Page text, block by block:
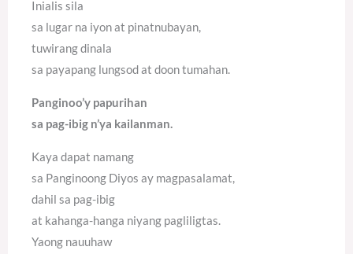
Inialis sila
sa lugar na iyon at pinatnubayan,
tuwirang dinala
sa payapang lungsod at doon tumahan.
Panginoo’y papurihan
sa pag-ibig n’ya kailanman.
Kaya dapat namang
sa Panginoong Diyos ay magpasalamat,
dahil sa pag-ibig
at kahanga-hanga niyang pagliligtas.
Yaong nauuhaw